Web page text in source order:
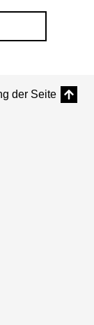
der Seite